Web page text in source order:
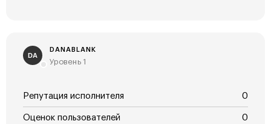
DA
DANABLANK
Уровень 1
Репутация исполнителя 0
Оценок пользователей 0